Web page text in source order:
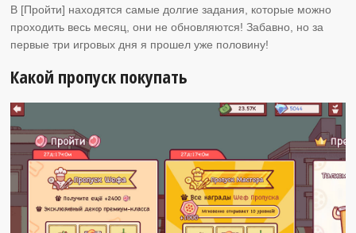
В [Пройти] находятся самые долгие задания, которые можно
проходить весь месяц, они не обновляются! Забавно, но за
первые три игровых дня я прошел уже половину!
Какой пропуск покупать